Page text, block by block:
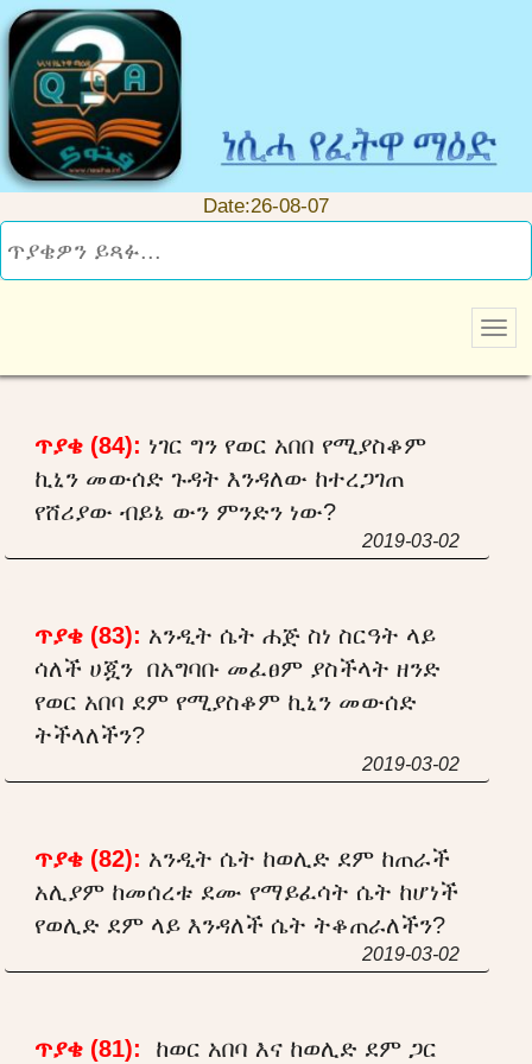
Date:26-08-07
ጥያቄ (84): ነገር ግን የወር አበበ የሚያስቆም
ኪኒን መውሰድ ጉዳት እንዳለው ከተረጋገጠ
የሸሪያው ብይኔ ውን ምንድን ነው?
2019-03-02
ጥያቄ (83): አንዲት ሴት ሐጅ ስነ ስርዓት ላይ
ሳለች ሀጇን በአግባቡ መፈፀም ያስችላት ዘንድ
የወር አበባ ደም የሚያስቆም ኪኒን መውሰድ
ትችላለችን?
2019-03-02
ጥያቄ (82): አንዲት ሴት ከወሊድ ደም ከጠራች
አሊያም ከመሰረቱ ደሙ የማይፈሳት ሴት ከሆነች
የወሊድ ደም ላይ እንዳለች ሴት ትቆጠራለችን?
2019-03-02
ጥያቄ (81): ከወር አበባ እና ከወሊድ ደም ጋር